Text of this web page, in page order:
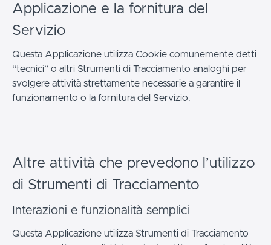
Applicazione e la fornitura del
Servizio
Questa Applicazione utilizza Cookie comunemente detti
“tecnici” o altri Strumenti di Tracciamento analoghi per
svolgere attività strettamente necessarie a garantire il
funzionamento o la fornitura del Servizio.
Altre attività che prevedono l’utilizzo
di Strumenti di Tracciamento
Interazioni e funzionalità semplici
Questa Applicazione utilizza Strumenti di Tracciamento